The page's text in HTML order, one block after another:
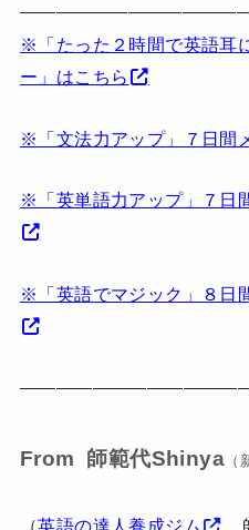
※「たった２時間で英語耳
ー」はこちら
※「文法力アップ」７日間
※「英単語力アップ」７日
※「英語でマジック」８日
From 師範代Shinya （
（英語の達人養成ジム